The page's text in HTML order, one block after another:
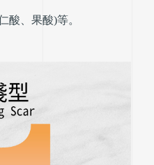
酸、果酸)等。